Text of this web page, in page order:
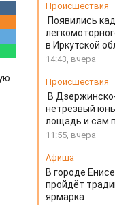
Происшествия
Появились
в Иркутской
14:43, вчера
Происшествия
В
нетрезвый
лощадь и сам
11:55, вчера
Афиша
В городе
пройдёт
ярмарка